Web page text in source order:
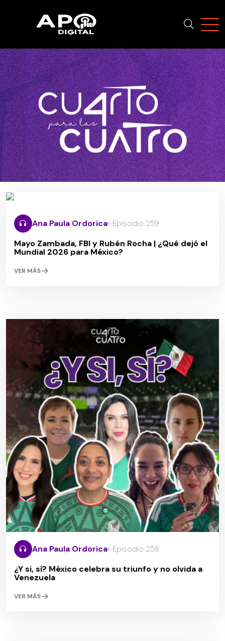
Ana Paula Ordorica Episodio 259
Mayo Zambada, FBI y Rubén Rocha | ¿Qué dejó el
Mundial 2026 para México?
VER MÁS
Ana Paula Ordorica Episodio 258
¿Y si, sí? México celebra su triunfo y no olvida a
Venezuela
VER MÁS